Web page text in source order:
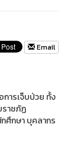
Email
ารเจ็บป่วย ทั้ง
ราชภัฏ
ศึกษา บุคลากร